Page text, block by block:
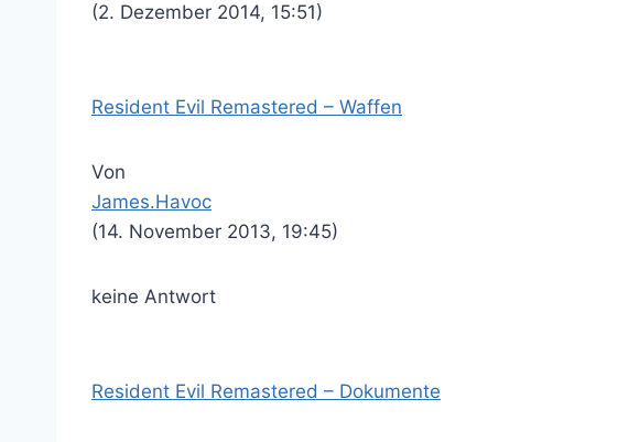
(2. Dezember 2014, 15:51)
Resident Evil Remastered – Waffen
Von
James.Havoc
(14. November 2013, 19:45)
keine Antwort
Resident Evil Remastered – Dokumente